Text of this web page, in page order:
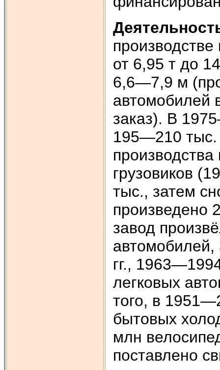
от 6,95 т до
6,6—7,9 м
автомобилей
заказ). В
195—210 тыс.
грузовиков
тыс., затем
произведено
завод
гг.,
легковых
того, в
бытовых
млн
поставлено